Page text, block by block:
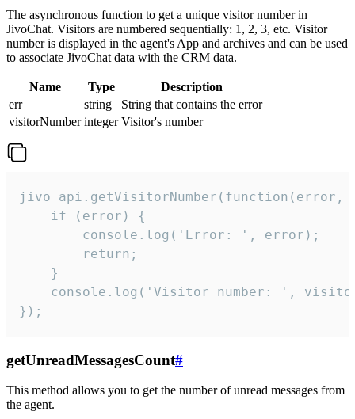
The asynchronous function to get a unique visitor number in
JivoChat. Visitors are numbered sequentially: 1, 2, 3, etc. Visitor
number is displayed in the agent's App and archives and can be used
to associate JivoChat data with the CRM data.
Name Type
Description
err
string
String that contains the error
visitorNumber integer Visitor's number
jivo_api.getVisitorNumber(function(error,
    if (error) {
        console.log('Error: ', error);
        return;
    }
console.log('Visitor number: ',
});
getUnreadMessagesCount#
This method allows you to get the number of unread messages from
the agent.